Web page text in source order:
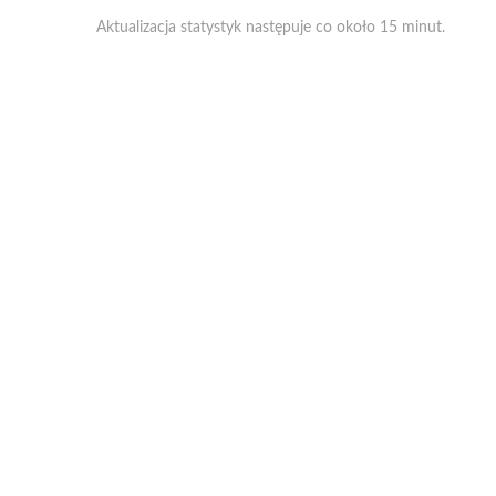
Aktualizacja statystyk następuje co około 15 minut.